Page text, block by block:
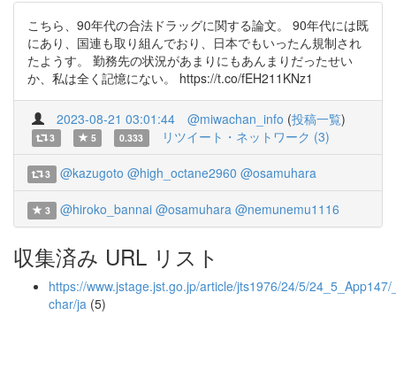
こちら、90年代の合法ドラッグに関する論文。 90年代には既
にあり、国連も取り組んでおり、日本でもいったん規制され
たようす。 勤務先の状況があまりにもあんまりだったせい
か、私は全く記憶にない。 https://t.co/fEH211KNz1
2023-08-21 03:01:44 @miwachan_info (投稿一覧)
3 5 0.333 リツイート・ネットワーク (3)
3 @kazugoto @high_octane2960 @osamuhara
3 @hiroko_bannai @osamuhara @nemunemu1116
収集済み URL リスト
https://www.jstage.jst.go.jp/article/jts1976/24/5/24_5_App147/
char/ja (5)